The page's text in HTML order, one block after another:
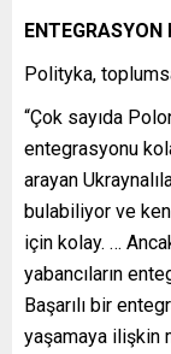
ENTEGRASYON
Polityka,
“Çok sayıda
entegrasyonu
arayan
bulabiliyor ve
için kolay. …
yabancıların
Başarılı bir
yaşamaya ilişkin